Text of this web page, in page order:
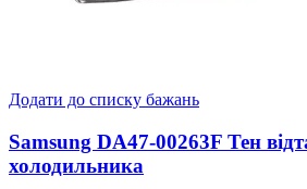
Додати до списку бажань
Samsung DA47-00263F Тен
холодильника